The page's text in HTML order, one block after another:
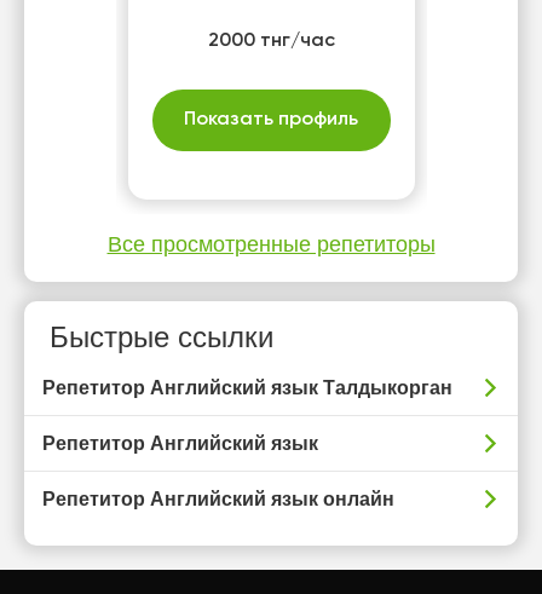
2000 тнг/час
Показать профиль
Все просмотренные репетиторы
Быстрые ссылки
Репетитор Английский язык Талдыкорган
Репетитор Английский язык
Репетитор Английский язык онлайн